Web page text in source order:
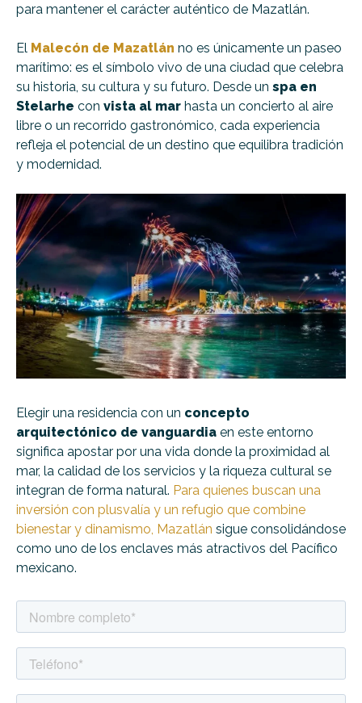
para mantener el carácter auténtico de Mazatlán.
El Malecón de Mazatlán no es únicamente un paseo
marítimo: es el símbolo vivo de una ciudad que celebra
su historia, su cultura y su futuro. Desde un spa en
Stelarhe con vista al mar hasta un concierto al aire
libre o un recorrido gastronómico, cada experiencia
refleja el potencial de un destino que equilibra tradición
y modernidad.
Elegir una residencia con un concepto
arquitectónico de vanguardia en este entorno
significa apostar por una vida donde la proximidad al
mar, la calidad de los servicios y la riqueza cultural se
integran de forma natural. Para quienes buscan una
inversión con plusvalía y un refugio que combine
bienestar y dinamismo, Mazatlán sigue consolidándose
como uno de los enclaves más atractivos del Pacífico
mexicano.